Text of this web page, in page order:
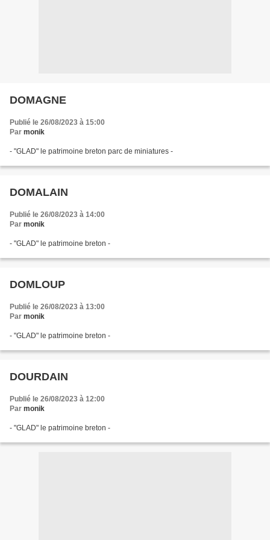
DOMAGNE
Publié le 26/08/2023 à 15:00
Par monik
- "GLAD" le patrimoine breton parc de miniatures -
DOMALAIN
Publié le 26/08/2023 à 14:00
Par monik
- "GLAD" le patrimoine breton -
DOMLOUP
Publié le 26/08/2023 à 13:00
Par monik
- "GLAD" le patrimoine breton -
DOURDAIN
Publié le 26/08/2023 à 12:00
Par monik
- "GLAD" le patrimoine breton -